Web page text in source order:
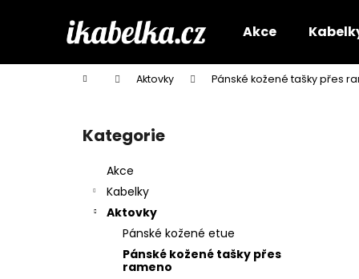
Akce
Domů Aktovky Pánské kožené tašky přes
Přeskočit
kategorie
Kategorie
Akce
Kabelky
Aktovky
Pánské kožené etue
Pánské kožené tašky přes
rameno
í
Zpět
do
Zpět
do